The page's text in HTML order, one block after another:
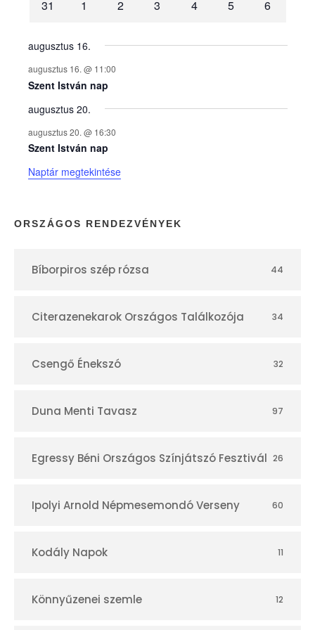
n
y
e
k
n
a
p
r
31
1 2 3 4 5 6
augusztus 16.
augusztus 16. @ 11:00
Szent István nap
augusztus 20.
augusztus 20. @ 16:30
Szent István nap
Naptár megtekintése
ORSZÁGOS RENDEZVÉNYEK
Bíborpiros szép rózsa 44
Citerazenekarok Országos Találkozója 34
Csengő Énekszó 32
Duna Menti Tavasz 97
Egressy Béni Országos Színjátszó Fesztivál 26
Ipolyi Arnold Népmesemondó Verseny 60
Kodály Napok 11
Könnyűzenei szemle 12